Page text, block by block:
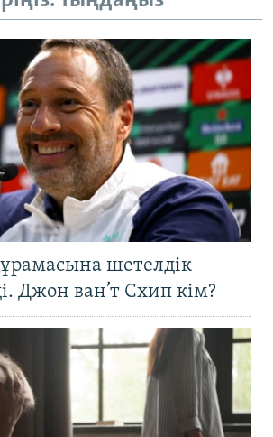
шетелдік
Джон ван’т Схип кім?